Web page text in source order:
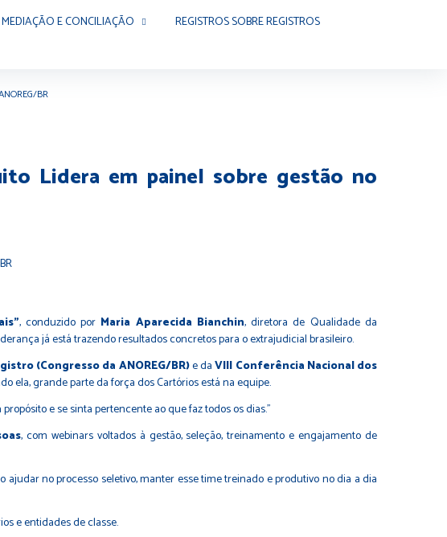
MEDIAÇÃO E CONCILIAÇÃO
REGISTROS SOBRE REGISTROS
BR
Lidera em painel sobre gestão no
, conduzido por Maria Aparecida Bianchin, diretora de Qualidade da
já está trazendo resultados concretos para o extrajudicial brasileiro.
(Congresso da ANOREG/BR)e daVIII Conferência Nacional dos
ela, grande parte da força dos Cartórios está na equipe.
e se sinta pertencente ao que faz todos os dias.”
, com webinars voltados à gestão, seleção, treinamento e engajamento de
no processo seletivo, manter esse time treinado e produtivo no dia a dia
e entidades de classe.